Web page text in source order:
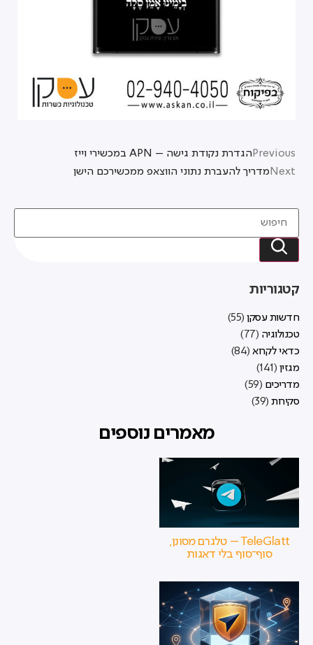
קטגוריות
חדשות עסקן (55)
טכנולוגיה (77)
כדאי לקרוא (84)
מגזין (141)
מדריכים (59)
סקירות (39)
מאמרים נוספים
TeleGlatt – טלגרם מסונן,
סוף־סוף בלי דאגות
Previousהגדרת נקודת גישה – APN במכשירי וייז
Nextמדריך להעברת נתוני הווצאפ ממכשירכם הישן